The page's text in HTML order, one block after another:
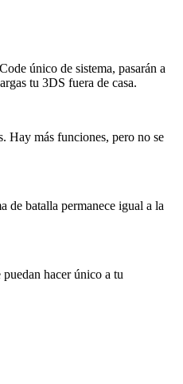
único de sistema, pasarán a
tu 3DS fuera de casa.
Hay más funciones, pero no se
de batalla permanece igual a la
hacer único a tu